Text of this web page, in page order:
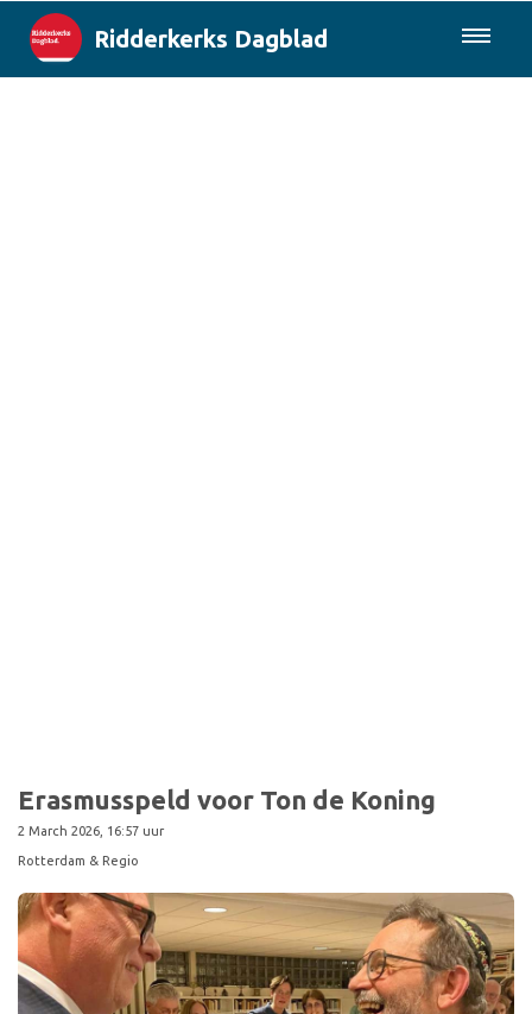
Ridderkerks Dagblad
Erasmusspeld voor Ton de Koning
2 March 2026, 16:57 uur
Rotterdam & Regio